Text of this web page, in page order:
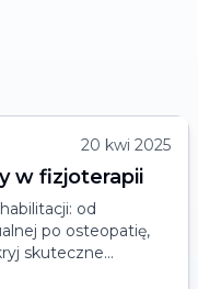
20 kwi 2025
w fizjoterapii
od
po osteopatię,
skuteczne